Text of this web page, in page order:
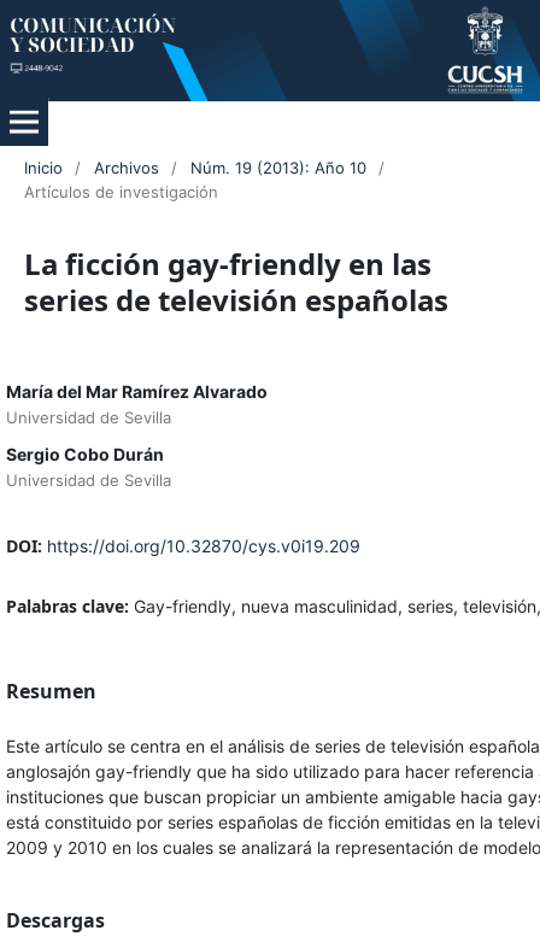
Inicio / Archivos / Núm. 19 (2013): Año 10
/
Artículos de investigación
La ficción gay-friendly en las
series de televisión españolas
María del Mar Ramírez Alvarado
Universidad de Sevilla
Sergio Cobo Durán
Universidad de Sevilla
DOI: https://doi.org/10.32870/cys.v0i19.209
Palabras clave: Gay-friendly, nueva masculinidad, series,
Resumen
Este artículo se centra en el análisis de series de televisión
anglosajón gay-friendly que ha sido utilizado para hacer
instituciones que buscan propiciar un ambiente amigable hacia
está constituido por series españolas de ficción emitidas en la
2009 y 2010 en los cuales se analizará la representación de
Descargas